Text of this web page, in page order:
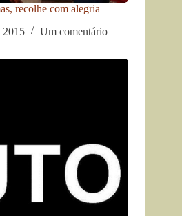
recolhe com alegria
2015
Um comentário